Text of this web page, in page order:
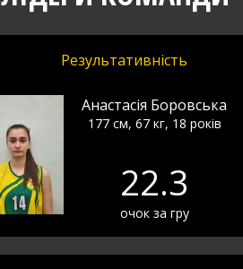
Результативність
Анастасія Боровська
177 см, 67 кг, 18 років
22.3
очок за гру